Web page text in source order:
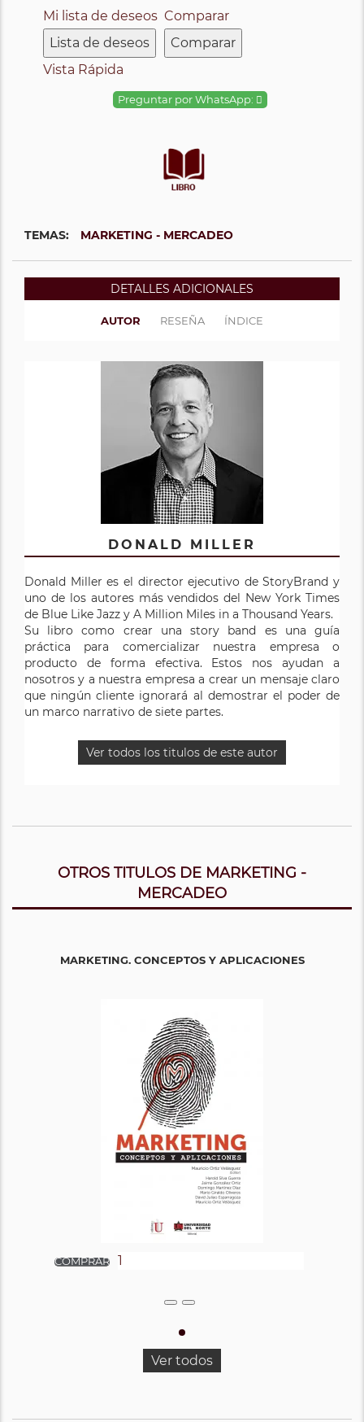
Mi lista de deseos
Lista de deseos
Comparar
Comparar
Vista Rápida
Preguntar por WhatsApp:
TEMAS: MARKETING - MERCADEO
DETALLES ADICIONALES
AUTOR RESEÑA ÍNDICE
DONALD MILLER
Donald Miller es el director ejecutivo de StoryBrand y
uno de los autores más vendidos del New York Times
de Blue Like Jazz y A Million Miles in a Thousand Years.
Su libro como crear una story band es una guía
práctica para comercializar nuestra empresa o
producto de forma efectiva. Estos nos ayudan a
nosotros y a nuestra empresa a crear un mensaje claro
que ningún cliente ignorará al demostrar el poder de
un marco narrativo de siete partes.
Ver todos los titulos de este autor
OTROS TITULOS DE MARKETING -
MERCADEO
MARKETING. CONCEPTOS Y APLICACIONES
Ver todos